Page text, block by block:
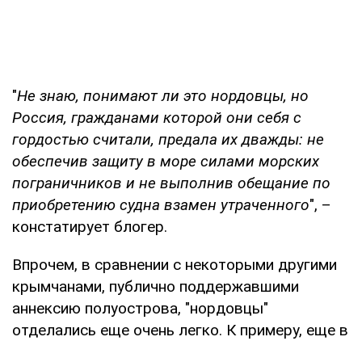
"Не знаю, понимают ли это нордовцы, но
Россия, гражданами которой они себя с
гордостью считали, предала их дважды: не
обеспечив защиту в море силами морских
пограничников и не выполнив обещание по
приобретению судна взамен утраченного", –
констатирует блогер.
Впрочем, в сравнении с некоторыми другими
крымчанами, публично поддержавшими
аннексию полуострова, "нордовцы"
отделались еще очень легко. К примеру, еще в